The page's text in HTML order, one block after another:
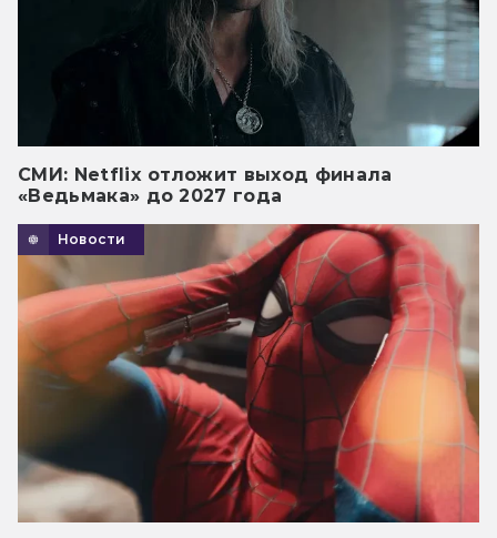
СМИ: Netflix отложит выход финала
«Ведьмака» до 2027 года
Новости